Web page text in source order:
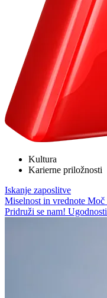
Kultura
Karierne priložnosti
Iskanje zaposlitve
Miselnost in vrednote Moč
Pridruži se nam! Ugodnosti